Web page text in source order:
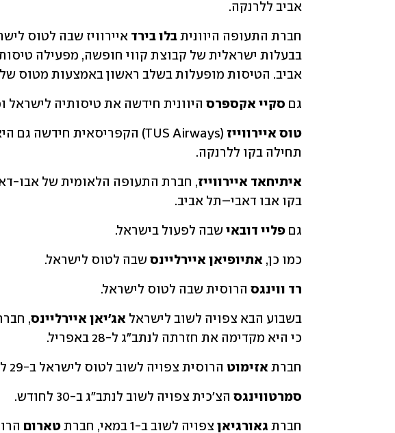
אביב ללרנקה.
חברת התעופה היוונית בלו בירד
אביב. הטיסות מופעלות בשלב ראשון באמצעות מטוס של ALK Airlines.
גם סקיי אקספרס היוונית חידשה את טיסותיה לישראל
טוס איירווייז
תחילה בקו ללרנקה.
איתיחאד איירווייז
בקו אבו דאבי–תל אביב.
גם פליי דובאי שבה לפעול בישראל.
כמו כן, אתיופיאן איירליינס שבה לטוס לישראל.
רד ווינגס הרוסית שבה לטוס לישראל.
בשבוע הבא צפויה לשוב לישראל אג'יאן איירליינס
כי היא מקדימה את חזרתה לנתב"ג ל-28 באפריל.
חברת אזימוט הרוסית צפויה לשוב לטוס לישראל ב-29 לחודש וכך גם חברת
סמרטווינגס הצ'כית צפויה לשוב לנתב"ג ב-30 לחודש.
חברת גאורגיאן צפויה לשוב ב-1 במאי, חברת טארום